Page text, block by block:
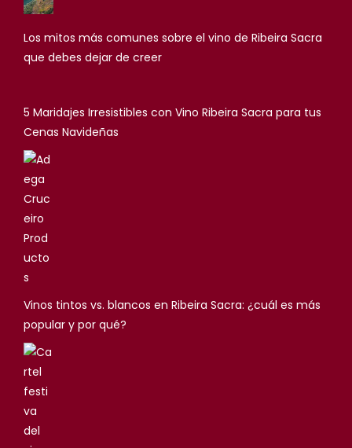
Los mitos más comunes sobre el vino de Ribeira Sacra
que debes dejar de creer
5 Maridajes Irresistibles con Vino Ribeira Sacra para tus
Cenas Navideñas
Vinos tintos vs. blancos en Ribeira Sacra: ¿cuál es más
popular y por qué?